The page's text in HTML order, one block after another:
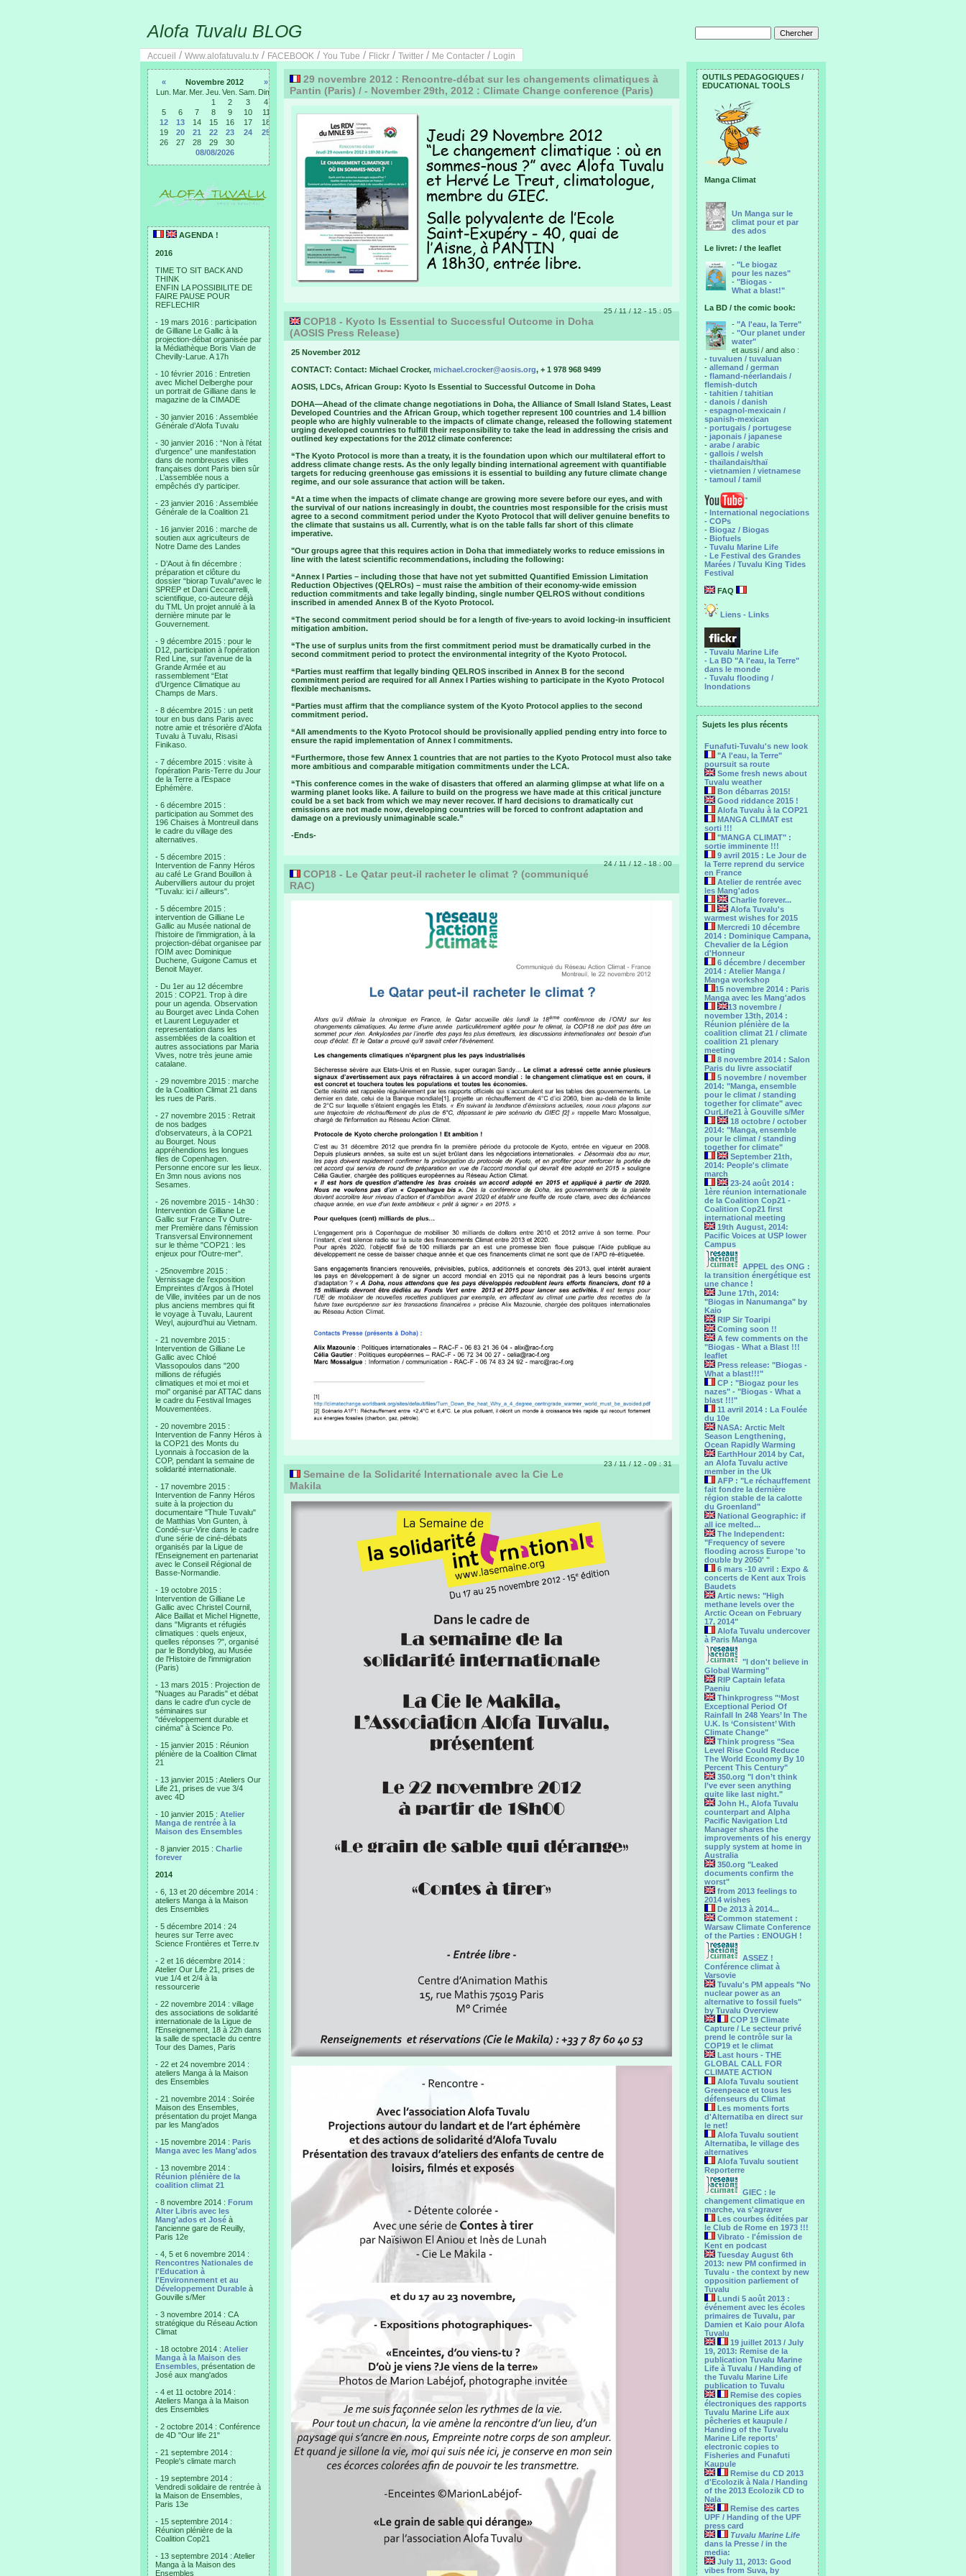
Alofa Tuvalu BLOG
Accueil / Www.alofatuvalu.tv / FACEBOOK / You Tube / Flickr / Twitter / Me Contacter / Login
« Novembre 2012
»
Lun. Mar. Mer. Jeu. Ven. Sam. Dim.
1
2 3
4
5
6 7 8 9 10
11
12
13 14 15 16 17
18
19
20 21 22 23 24
25
26
27 28 29
30
08/08/2026
AGENDA !
2016
TIME TO SIT BACK AND
THINK
ENFIN LA POSSIBILITE DE
FAIRE PAUSE POUR
REFLECHIR
- 19 mars 2016 : participation
de Gilliane Le Gallic à la
projection-débat organisée par
la Médiathèque Boris Vian de
Chevilly-Larue. A 17h
- 10 février 2016 : Entretien
avec Michel Delberghe pour
un portrait de Gilliane dans le
magazine de la CIMADE
- 30 janvier 2016 : Assemblée
Générale d’Alofa Tuvalu
- 30 janvier 2016 : “Non à l’état
d’urgence” une manifestation
dans de nombreuses villes
françaises dont Paris bien sûr
. L’assemblée nous a
empêchés d’y participer.
- 23 janvier 2016 : Assemblée
Générale de la Coalition 21
- 16 janvier 2016 : marche de
soutien aux agriculteurs de
Notre Dame des Landes
- D’Aout à fin décembre :
préparation et clôture du
dossier “biorap Tuvalu“avec le
SPREP et Dani Ceccarrelli,
scientifique, co-auteure déjà
du TML Un projet annulé à la
dernière minute par le
Gouvernement.
- 9 décembre 2015 : pour le
D12, participation à l’opération
Red Line, sur l’avenue de la
Grande Armée et au
rassemblement “Etat
d’Urgence Climatique au
Champs de Mars.
- 8 décembre 2015 : un petit
tour en bus dans Paris avec
notre amie et trésorière d’Alofa
Tuvalu à Tuvalu, Risasi
Finikaso.
- 7 décembre 2015 : visite à
l’opération Paris-Terre du Jour
de la Terre a l’Espace
Ephémère.
- 6 décembre 2015 :
participation au Sommet des
196 Chaises à Montreuil dans
le cadre du village des
alternatives.
- 5 décembre 2015 :
Intervention de Fanny Héros
au café Le Grand Bouillon à
Aubervilliers autour du projet
"Tuvalu: ici / ailleurs".
- 5 décembre 2015 :
intervention de Gilliane Le
Gallic au Musée national de
l’histoire de l’immigration, à la
projection-débat organisee par
l’OIM avec Dominique
Duchene, Guigone Camus et
Benoit Mayer.
- Du 1er au 12 décembre
2015 : COP21. Trop à dire
pour un agenda. Observation
au Bourget avec Linda Cohen
et Laurent Leguyader et
representation dans les
assemblées de la coalition et
autres associations par Maria
Vives, notre très jeune amie
catalane.
- 29 novembre 2015 : marche
de la Coalition Climat 21 dans
les rues de Paris.
- 27 novembre 2015 : Retrait
de nos badges
d’observateurs, à la COP21
au Bourget. Nous
appréhendions les longues
files de Copenhagen.
Personne encore sur les lieux.
En 3mn nous avions nos
Sesames.
- 26 novembre 2015 - 14h30 :
Intervention de Gilliane Le
Gallic sur France Tv Outre-
mer Première dans l'émission
Transversal Environnement
sur le thème "COP21 : les
enjeux pour l'Outre-mer".
- 25novembre 2015 :
Vernissage de l’exposition
Empreintes d’Argos à l’Hotel
de Ville, invitées par un de nos
plus anciens membres qui fit
le voyage à Tuvalu, Laurent
Weyl, aujourd’hui au Vietnam.
- 21 novembre 2015 :
Intervention de Gilliane Le
Gallic avec Chloé
Vlassopoulos dans "200
millions de réfugiés
climatiques et moi et moi et
moi" organisé par ATTAC dans
le cadre du Festival Images
Mouvementées.
- 20 novembre 2015 :
Intervention de Fanny Héros à
la COP21 des Monts du
Lyonnais à l'occasion de la
COP, pendant la semaine de
solidarité internationale.
- 17 novembre 2015 :
Intervention de Fanny Héros
suite à la projection du
documentaire "Thule Tuvalu"
de Matthias Von Gunten, à
Condé-sur-Vire dans le cadre
d'une série de ciné-débats
organisés par la Ligue de
l'Enseignement en partenariat
avec le Conseil Régional de
Basse-Normandie.
- 19 octobre 2015 :
Intervention de Gilliane Le
Gallic avec Christel Cournil,
Alice Baillat et Michel Hignette,
dans "Migrants et réfugiés
climatiques : quels enjeux,
quelles réponses ?", organisé
par le Bondyblog, au Musée
de l'Histoire de l'immigration
(Paris)
- 13 mars 2015 : Projection de
"Nuages au Paradis" et débat
dans le cadre d'un cycle de
séminaires sur
"développement durable et
cinéma" à Science Po.
- 15 janvier 2015 : Réunion
plénière de la Coalition Climat
21
- 13 janvier 2015 : Ateliers Our
Life 21, prises de vue 3/4
avec 4D
- 10 janvier 2015 : Atelier
Manga de rentrée à la
Maison des Ensembles
- 8 janvier 2015 : Charlie
forever
2014
- 6, 13 et 20 décembre 2014 :
ateliers Manga à la Maison
des Ensembles
- 5 décembre 2014 : 24
heures sur Terre avec
Science Frontières et Terre.tv
- 2 et 16 décembre 2014 :
Atelier Our Life 21, prises de
vue 1/4 et 2/4 à la
ressourcerie
- 22 novembre 2014 : village
des associations de solidarité
internationale de la Ligue de
l'Enseignement, 18 à 22h dans
la salle de spectacle du centre
Tour des Dames, Paris
- 22 et 24 novembre 2014 :
ateliers Manga à la Maison
des Ensembles
- 21 novembre 2014 : Soirée
Maison des Ensembles,
présentation du projet Manga
par les Mang'ados
- 15 novembre 2014 : Paris
Manga avec les Mang'ados
- 13 novembre 2014 :
Réunion plénière de la
coalition climat 21
- 8 novembre 2014 : Forum
Alter Libris avec les
Mang'ados et José à
l'ancienne gare de Reuilly,
Paris 12e
- 4, 5 et 6 novembre 2014 :
Rencontres Nationales de
l'Education à
l'Environnement et au
Développement Durable à
Gouville s/Mer
- 3 novembre 2014 : CA
stratégique du Réseau Action
Climat
- 18 octobre 2014 : Atelier
Manga à la Maison des
Ensembles , présentation de
José aux mang'ados
- 4 et 11 octobre 2014 :
Ateliers Manga à la Maison
des Ensembles
- 2 octobre 2014 : Conférence
de 4D "Our life 21"
- 21 septembre 2014 :
People's climate march
- 19 septembre 2014 :
Vendredi solidaire de rentrée à
la Maison de Ensembles,
Paris 13e
- 15 septembre 2014 :
Réunion plénière de la
Coalition Cop21
- 13 septembre 2014 : Atelier
Manga à la Maison des
Ensembles
OUTILS PEDAGOGIQUES /
EDUCATIONAL TOOLS
Manga Climat
Un Manga sur le
climat pour et par
des ados
Le livret: / the leaflet
- "Le biogaz
pour les nazes"
- "Biogas -
What a blast!"
La BD / the comic book:
- "A l'eau, la Terre"
- "Our planet under
water"
et aussi / and also :
- tuvaluen / tuvaluan
- allemand / german
- flamand-néerlandais /
flemish-dutch
- tahitien / tahitian
- danois / danish
- espagnol-mexicain /
spanish-mexican
- portugais / portugese
- japonais / japanese
- arabe / arabic
- gallois / welsh
- thaïlandais/thaï
- vietnamien / vietnamese
- tamoul / tamil
- International negociations
- COPs
- Biogaz / Biogas
- Biofuels
- Tuvalu Marine Life
- Le Festival des Grandes
Marées / Tuvalu King Tides
Festival
FAQ
Liens - Links
- Tuvalu Marine Life
- La BD "A l'eau, la Terre"
dans le monde
- Tuvalu flooding /
Inondations
Sujets les plus récents
Funafuti-Tuvalu's new look
"A l'eau, la Terre"
poursuit sa route
Some fresh news about
Tuvalu weather
Bon débarras 2015!
Good riddance 2015 !
Alofa Tuvalu à la COP21
MANGA CLIMAT est
sorti !!!
"MANGA CLIMAT" :
sortie imminente !!!
9 avril 2015 : Le Jour de
la Terre reprend du service
en France
Atelier de rentrée avec
les Mang'ados
Charlie forever...
Alofa Tuvalu's
warmest wishes for 2015
Mercredi 10 décembre
2014 : Dominique Campana,
Chevalier de la Légion
d'Honneur
6 décembre / december
2014 : Atelier Manga /
Manga workshop
15 novembre 2014 : Paris
Manga avec les Mang'ados
13 novembre /
november 13th, 2014 :
Réunion plénière de la
coalition climat 21 / climate
coalition 21 plenary
meeting
8 novembre 2014 : Salon
Paris du livre associatif
5 novembre / november
2014: "Manga, ensemble
pour le climat / standing
together for climate" avec
OurLife21 à Gouville s/Mer
18 octobre / october
2014: "Manga, ensemble
pour le ‎climat / standing
together for climate"
September 21th,
2014: People's climate
march
23-24 août 2014 :
1ère réunion internationale
de la Coalition Cop21 -
Coalition Cop21 first
international meeting
19th August, 2014:
Pacific Voices at USP lower
Campus
APPEL des ONG :
la transition énergétique est
une chance !
June 17th, 2014:
"Biogas in Nanumanga" by
Kaio
RIP Sir Toaripi
Coming soon !!
A few comments on the
"Biogas - What a Blast !!!
leaflet
Press release: "Biogas -
What a blast!!!"
CP : "Biogaz pour les
nazes" - "Biogas - What a
blast !!!"
11 avril 2014 : La Foulée
du 10e
NASA: Arctic Melt
Season Lengthening,
Ocean Rapidly Warming
EarthHour 2014 by Cat,
an Alofa Tuvalu active
member in the Uk
AFP : "Le réchauffement
fait fondre la dernière
région stable de la calotte
du Groenland"
National Geographic: if
all ice melted...
The Independent:
"Frequency of severe
flooding across Europe 'to
double by 2050' "
6 mars -10 avril : Expo &
concerts de Kent aux Trois
Baudets
Artic news: "High
methane levels over the
Arctic Ocean on February
17, 2014"
Alofa Tuvalu undercover
à Paris Manga
"I don't believe in
Global Warming"
RIP Captain Iefata
Paeniu
Thinkprogress "‘Most
Exceptional Period Of
Rainfall In 248 Years’ In The
U.K. Is ‘Consistent’ With
Climate Change"
Think progress "Sea
Level Rise Could Reduce
The World Economy By 10
Percent This Century"
350.org "I don’t think
I’ve ever seen anything
quite like last night."
John H., Alofa Tuvalu
counterpart and Alpha
Pacific Navigation Ltd
Manager shares the
improvements of his energy
supply system at home in
Australia
350.org "Leaked
documents confirm the
worst"
from 2013 feelings to
2014 wishes
De 2013 à 2014...
Common statement :
Warsaw Climate Conference
of the Parties : ENOUGH !
ASSEZ !
Conférence climat à
Varsovie
Tuvalu's PM appeals "No
nuclear power as an
alternative to fossil fuels"
by Tuvalu Overview
COP 19 Climate
Capture / Le secteur privé
prend le contrôle sur la
COP19 et le climat
Last hours - THE
GLOBAL CALL FOR
CLIMATE ACTION
Alofa Tuvalu soutient
Greenpeace et tous les
défenseurs du Climat
Les moments forts
d'Alternatiba en direct sur
le net!
Alofa Tuvalu soutient
Alternatiba, le village des
alternatives
Alofa Tuvalu soutient
Reporterre
GIEC : le
changement climatique en
marche, va s'agraver
Les courbes éditées par
le Club de Rome en 1973 !!!
Vibrato - l'émission de
Kent en podcast
Tuesday August 6th
2013: new PM confirmed in
Tuvalu - the context by new
opposition parliement of
Tuvalu
Lundi 5 août 2013 :
événement avec les écoles
primaires de Tuvalu, par
Damien et Kaio pour Alofa
Tuvalu
19 juillet 2013 / July
19, 2013: Remise de la
publication Tuvalu Marine
Life à Tuvalu / Handing of
the Tuvalu Marine Life
publication to Tuvalu
Remise des copies
électroniques des rapports
Tuvalu Marine Life aux
pêcheries et kaupule /
Handing of the Tuvalu
Marine Life reports’
electronic copies to
Fisheries and Funafuti
Kaupule
Remise du CD 2013
d'Ecolozik à Nala / Handing
of the 2013 Ecolozik CD to
Nala
Remise des cartes
UPF / Handing of the UPF
press card
Tuvalu Marine Life
dans la Presse / in the
media:
July 11, 2013: Good
vibes from Suva, by
29 novembre 2012 : Rencontre-débat sur les changements climatiques à
Pantin (Paris) / - November 29th, 2012 : Climate Change conference (Paris)
25 / 11 / 12 - 15 : 05
COP18 - Kyoto Is Essential to Successful Outcome in Doha
(AOSIS Press Release)
25 November 2012
CONTACT: Contact: Michael Crocker, michael.crocker@aosis.org, + 1 978 968 9499
AOSIS, LDCs, African Group: Kyoto Is Essential to Successful Outcome in Doha
DOHA—Ahead of the climate change negotiations in Doha, the Alliance of Small Island States, Least
Developed Countries and the African Group, which together represent 100 countries and 1.4 billion
people who are highly vulnerable to the impacts of climate change, released the following statement
urging developed countries to fulfill their responsibility to take the lead in addressing the crisis and
outlined key expectations for the 2012 climate conference:
“The Kyoto Protocol is more than a treaty, it is the foundation upon which our multilateral effort to
address climate change rests. As the only legally binding international agreement with quantifiable
targets for reducing greenhouse gas emissions it is essential to building any future climate change
regime, and our sole assurance that action will be taken.
“At a time when the impacts of climate change are growing more severe before our eyes, and with
the survival of our nations increasingly in doubt, the countries most responsible for the crisis must
agree to a second commitment period under the Kyoto Protocol that will deliver genuine benefits to
the climate that sustains us all. Currently, what is on the table falls far short of this climate
imperative.
"Our groups agree that this requires action in Doha that immediately works to reduce emissions in
line with the latest scientific recommendations, including the following:
“Annex I Parties – including those that have not yet submitted Quantified Emission Limitation
Reduction Objectives (QELROs) – must raise the ambition of their economy-wide emission
reduction commitments and take legally binding, single number QELROS without conditions
inscribed in amended Annex B of the Kyoto Protocol.
“The second commitment period should be for a length of five-years to avoid locking-in insufficient
mitigation ambition.
“The use of surplus units from the first commitment period must be dramatically curbed in the
second commitment period to protect the environmental integrity of the Kyoto Protocol.
“Parties must reaffirm that legally binding QELROS inscribed in Annex B for the second
commitment period are required for all Annex I Parties wishing to participate in the Kyoto Protocol
flexible mechanisms.
“Parties must affirm that the compliance system of the Kyoto Protocol applies to the second
commitment period.
“All amendments to the Kyoto Protocol should be provisionally applied pending entry into force to
ensure the rapid implementation of Annex I commitments.
“Furthermore, those few Annex 1 countries that are not parties to the Kyoto Protocol must also take
more ambitious and comparable mitigation commitments under the LCA.
“This conference comes in the wake of disasters that offered an alarming glimpse at what life on a
warming planet looks like. A failure to build on the progress we have made at this critical juncture
could be a set back from which we may never recover. If hard decisions to dramatically cut
emissions are not made now, developing countries will be forced to confront adaptation and
damage on a previously unimaginable scale.”
-Ends-
24 / 11 / 12 - 18 : 00
COP18 - Le Qatar peut-il racheter le climat ? (communiqué
RAC)
23 / 11 / 12 - 09 : 31
Semaine de la Solidarité Internationale avec la Cie Le
Makila